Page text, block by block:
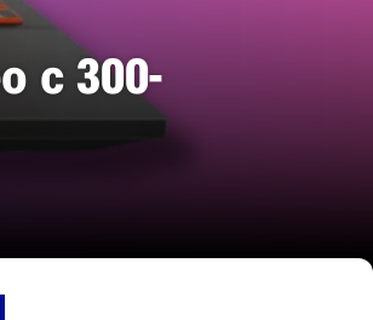
с 300-